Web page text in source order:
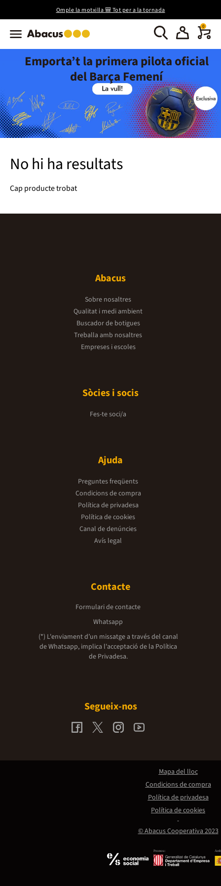
Omple la motxilla 🎒 Tot per a la tornada
0
Emporta’t la primera pilota oficial
del Barça Femení
No hi ha resultats
Cap producte trobat
Abacus
Sobre nosaltres
Qualitat i medi ambient
Buscador de botigues
Treballa amb nosaltres
Empreses i escoles
Sòcies i socis
Fes-te soci/a
Ajuda
Preguntes freqüents
Condicions de compra
Política de privadesa
Política de cookies
Canal de denúncies
Avís legal
Contacte
Formulari de contacte
Whatsapp
(*) L'enviament d’un missatge a través del canal
de Whatsapp, implica l'acceptació de la Política
de Privadesa.
Segueix-nos
Promou:
© Abacus Cooperativa 2023
Mapa del lloc
Condicions de compra
Política de privadesa
Política de cookies